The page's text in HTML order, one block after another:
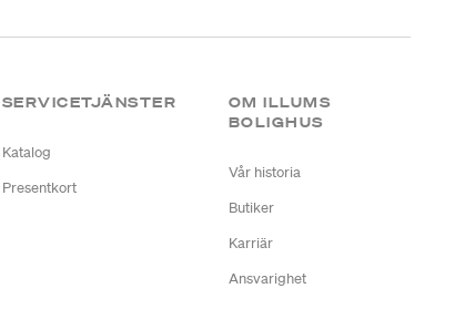
SERVICETJÄNSTER
Katalog
Presentkort
OM ILLUMS
BOLIGHUS
Vår historia
Butiker
Karriär
Ansvarighet